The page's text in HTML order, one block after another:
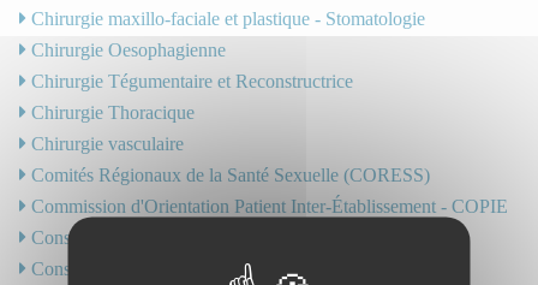
Chirurgie maxillo-faciale et plastique - Stomatologie
Chirurgie Oesophagienne
Chirurgie Tégumentaire et Reconstructrice
Chirurgie Thoracique
Chirurgie vasculaire
Comités Régionaux de la Santé Sexuelle (CORESS)
Commission d'Orientation Patient Inter-Établissement - COPIE
Consultations de semi-urgence pédiatrique
Consultations post-réanimation pédiatrique